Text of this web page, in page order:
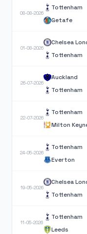
08-08-2026
Tottenham
Getafe
01-08-2026
Chelsea
Tottenham
26-07-2026
Auckland
Tottenham
22-07-2026
Tottenham
Milton
24-05-2026
Tottenham
Everton
19-05-2026
Chelsea
Tottenham
11-05-2026
Tottenham
Leeds